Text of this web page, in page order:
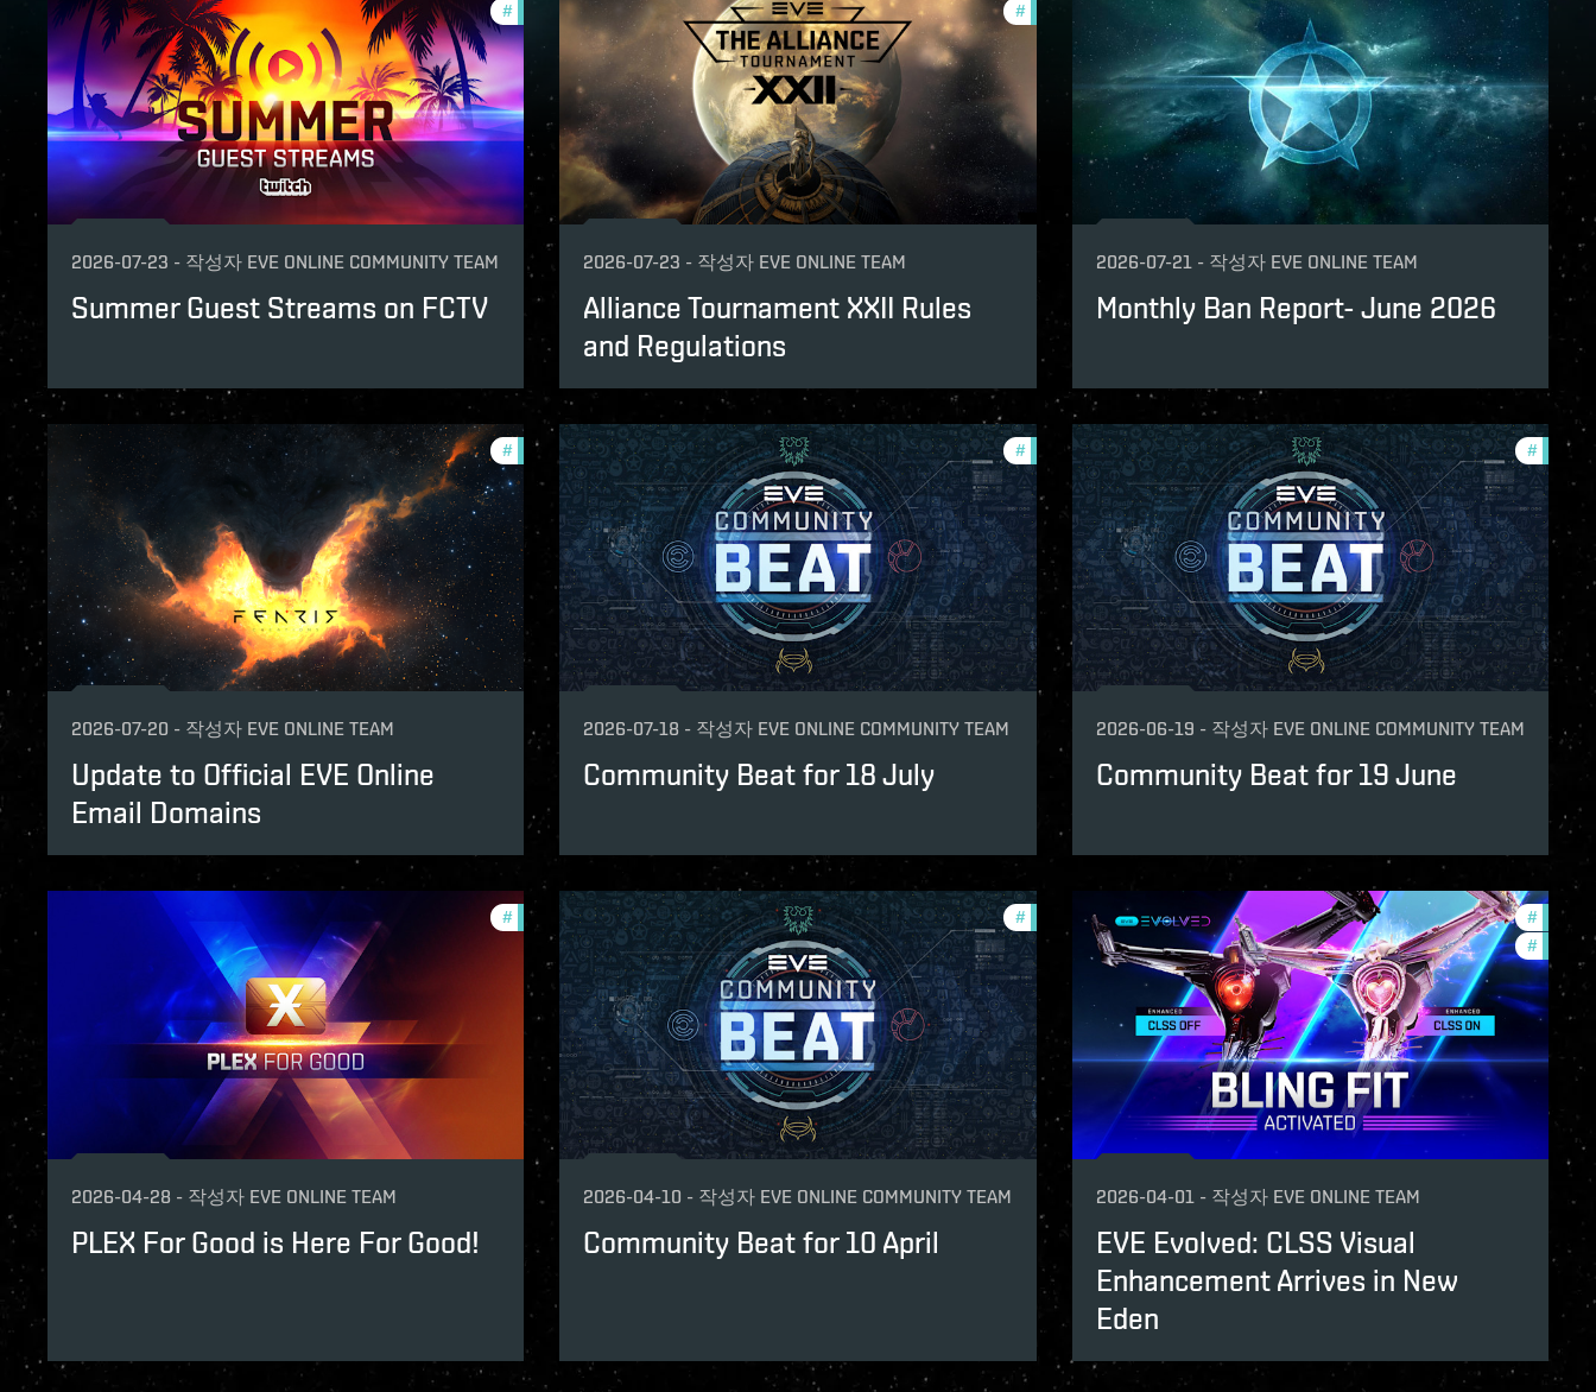
#
2026-07-23 - 작성자 EVE ONLINE COMMUNITY TEAM
Summer Guest Streams on FCTV
#community
2026-07-23 - 작성자 EVE ONLINE TEAM
Alliance Tournament XXII Rules
and Regulations
2026-07-21 - 작성자 EVE ONLINE TEAM
Monthly Ban Report- June 2026
# community
2026-07-20 - 작성자 EVE ONLINE TEAM
Update to Official EVE Online
Email Domains
#community
2026-07-18 - 작성자 EVE ONLINE COMMUNITY TEAM
Community Beat for 18 July
#
2026-06-19 - 작성자 EVE ONLINE COMMUNITY TEAM
Community Beat for 19 June
# community
2026-04-28 - 작성자 EVE ONLINE TEAM
PLEX For Good is Here For Good!
#community
2026-04-10 - 작성자 EVE ONLINE COMMUNITY TEAM
Community Beat for 10 April
#eve-
#
2026-04-01 - 작성자 EVE ONLINE TEAM
EVE Evolved: CLSS Visual
Enhancement Arrives in New
Eden